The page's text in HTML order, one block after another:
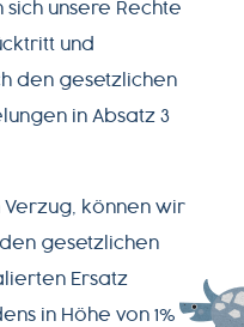
unsere Rechte
und
den gesetzlichen
in Absatz 3
Verzug, können wir
gesetzlichen
Ersatz
in Höhe von 1%